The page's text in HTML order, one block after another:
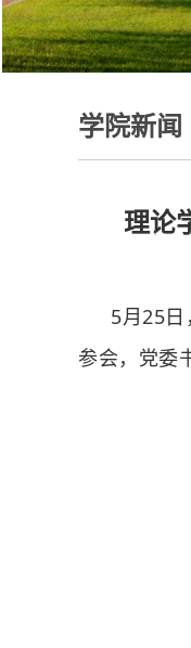
学院新闻
理论
5月25
参会，党委